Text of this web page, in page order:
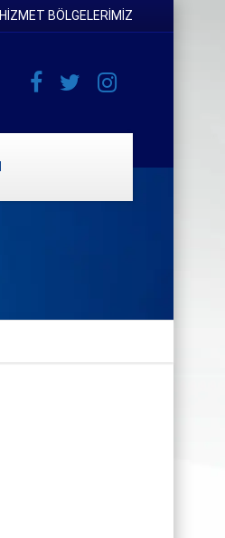
HİZMET BÖLGELERİMİZ